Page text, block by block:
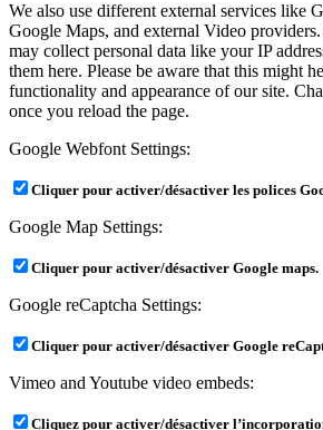
We also use different external services like
Google Maps, and external Video
may collect personal data like your IP
them here. Please be aware that this might
functionality and appearance of our site.
once you reload the page.
Google Webfont Settings:
Cliquer pour activer/désactiver les polices
Google Map Settings:
Cliquer pour activer/désactiver Google maps.
Google reCaptcha Settings:
Cliquer pour activer/désactiver Google
Vimeo and Youtube video embeds:
Cliquez pour activer/désactiver